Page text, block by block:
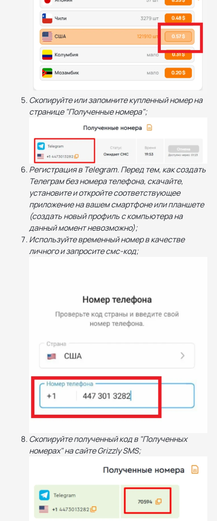
Скопируйте или запомните купленный номер на
странице "Полученные номера";
Регистрация в Telegram. Перед тем, как создать
Телеграм без номера телефона, скачайте,
установите и откройте соответствующее
приложение на вашем смартфоне или планшете
(создать новый профиль с компьютера на
данный момент невозможно);
Используйте временный номер в качестве
личного и запросите смс-код;
Скопируйте полученный код в "Полученных
номерах" на сайте Grizzly SMS;